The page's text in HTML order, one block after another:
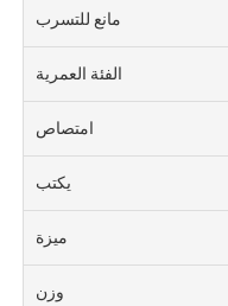
مانع للتسرب
الفئة العمرية
امتصاص
يكتب
ميزة
وزن